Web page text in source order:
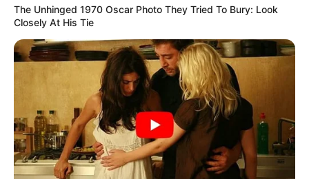
The Unhinged 1970 Oscar Photo They Tried To Bury: Look
Closely At His Tie